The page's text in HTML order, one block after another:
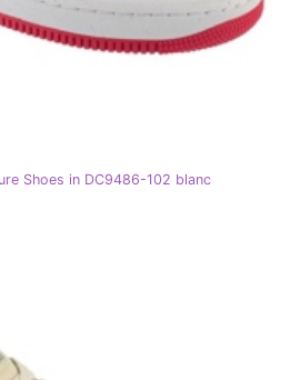
Shoes in DC9486-102 blanc